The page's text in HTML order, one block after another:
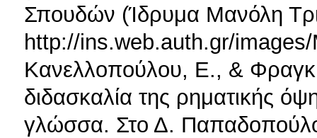
Σπουδών (Ίδρυμα Μανόλη
http://ins.web.auth.gr/
Κανελλοπούλου, Ε., &
διδασκαλία της ρηματικής
γλώσσα. Στο Δ.